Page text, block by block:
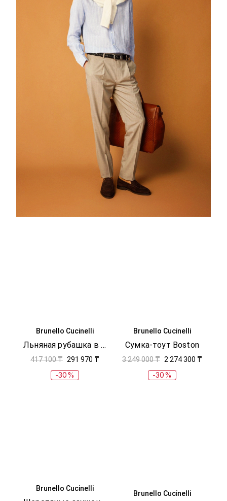
Brunello Cucinelli
Льняная рубашка в полоску
417 100 ₸ 291 970 ₸
-30%
Brunello Cucinelli
Сумка-тоут Boston
3 249 000 ₸ 2 274 300 ₸
-30%
Brunello Cucinelli
Brunello Cucinelli